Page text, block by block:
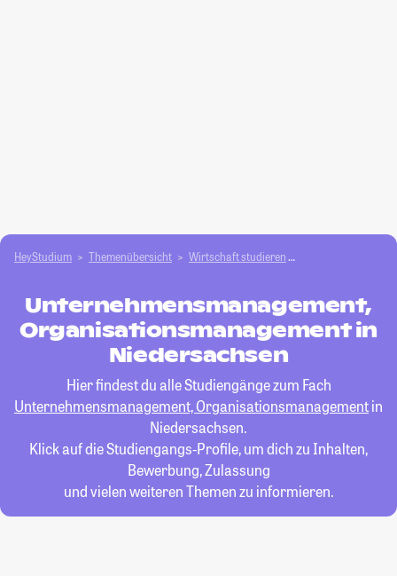
HeyStudium Themenübersicht Wirtschaft studieren
Unternehmensmanagement,
Organisationsmanagement in
Niedersachsen
Hier findest du alle Studiengänge zum Fach
Unternehmensmanagement, Organisationsmanagementin
Niedersachsen.
Klick auf die Studiengangs-Profile, um dich zu Inhalten,
Bewerbung, Zulassung
und vielen weiteren Themen zu informieren.